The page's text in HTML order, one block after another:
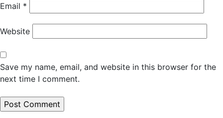
Email *
Website
Save my name, email, and website in this browser for the
next time I comment.